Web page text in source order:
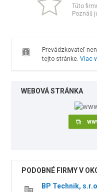
Túto
Poznáš
Prevádzkovateľ
tejto stránke. Viac
WEBOVÁ STRÁNKA
PODOBNÉ FIRMY V
BP Technik,